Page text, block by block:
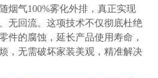
烟气100%雾化外排，真正实现
无回流。这项技术不仅彻底杜绝
件的腐蚀，延长产品使用寿命，
，无需破坏家装美观，精准解决